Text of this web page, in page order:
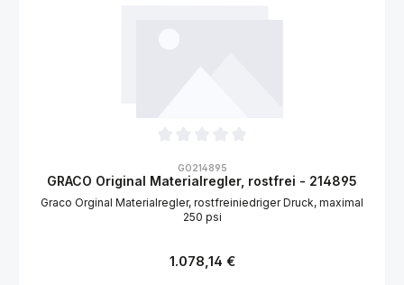
PTFE, Edelstahlsitz und Hartmetallkugel für Resistenz gegen
GO214895
GRACO Original Materialregler, rostfrei - 214895
Graco Orginal Materialregler, rostfreiniedriger Druck, maximal
250 psi
Regulärer Preis:
1.078,14 €